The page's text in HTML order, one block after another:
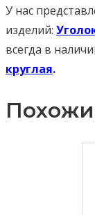
У нас
изделий:
всегда в
круглая.